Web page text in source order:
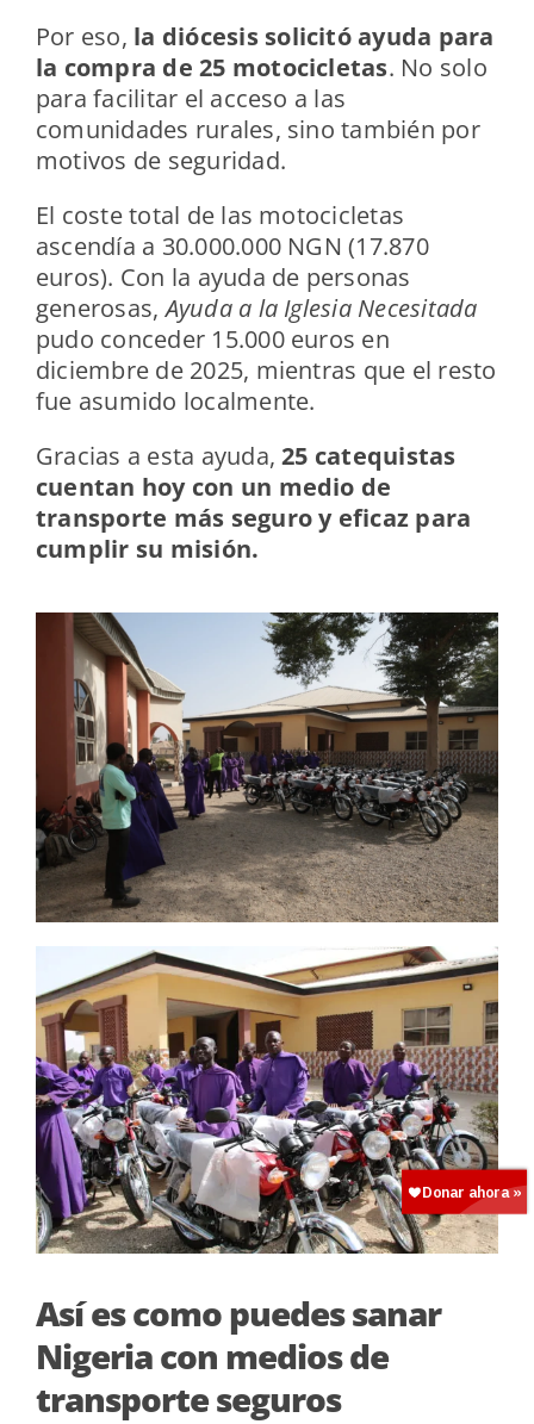
Por eso, la diócesis solicitó ayuda para
la compra de 25 motocicletas. No solo
para facilitar el acceso a las
comunidades rurales, sino también por
motivos de seguridad.
El coste total de las motocicletas
ascendía a 30.000.000 NGN (17.870
euros). Con la ayuda de personas
generosas, Ayuda a la Iglesia Necesitada
pudo conceder 15.000 euros en
diciembre de 2025, mientras que el resto
fue asumido localmente.
Gracias a esta ayuda,25 catequistas
cuentan hoy con un medio de
transporte más seguro y eficaz para
cumplir su misión.
Así es como puedes sanar
Nigeria con medios de
transporte seguros